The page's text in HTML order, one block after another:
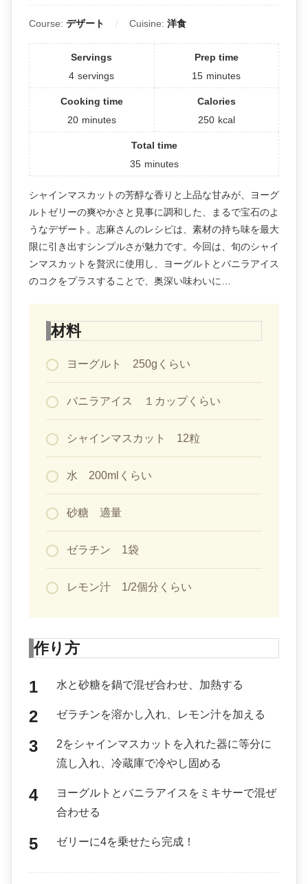
Course: デザート Cuisine: 洋食
Servings
4 servings
Prep time
15 minutes
Cooking time
20 minutes
Calories
250 kcal
Total time
35 minutes
シャインマスカットの芳醇な香りと上品な甘みが、ヨーグ
ルトゼリーの爽やかさと見事に調和した、まるで宝石のよ
うなデザート。志麻さんのレシピは、素材の持ち味を最大
限に引き出すシンプルさが魅力です。今回は、旬のシャイ
ンマスカットを贅沢に使用し、ヨーグルトとバニラアイス
のコクをプラスすることで、奥深い味わいに…
材料
ヨーグルト 250gくらい
バニラアイス １カップくらい
シャインマスカット 12粒
水 200mlくらい
砂糖 適量
ゼラチン 1袋
レモン汁 1/2個分くらい
作り方
水と砂糖を鍋で混ぜ合わせ、加熱する
ゼラチンを溶かし入れ、レモン汁を加える
2をシャインマスカットを入れた器に等分に
流し入れ、冷蔵庫で冷やし固める
ヨーグルトとバニラアイスをミキサーで混ぜ
合わせる
ゼリーに4を乗せたら完成！